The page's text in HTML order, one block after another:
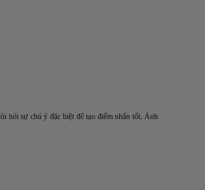
hỏi sự chú ý đặc biệt để tạo điểm nhấn tốt. Ánh